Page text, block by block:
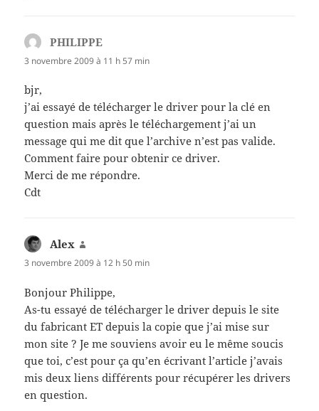
PHILIPPE
3 novembre 2009 à 11 h 57 min
bjr,
j’ai essayé de télécharger le driver pour la clé en
question mais après le téléchargement j’ai un
message qui me dit que l’archive n’est pas valide.
Comment faire pour obtenir ce driver.
Merci de me répondre.
Cdt
Alex
3 novembre 2009 à 12 h 50 min
Bonjour Philippe,
As-tu essayé de télécharger le driver depuis le site
du fabricant ET depuis la copie que j’ai mise sur
mon site ? Je me souviens avoir eu le même soucis
que toi, c’est pour ça qu’en écrivant l’article j’avais
mis deux liens différents pour récupérer les drivers
en question.